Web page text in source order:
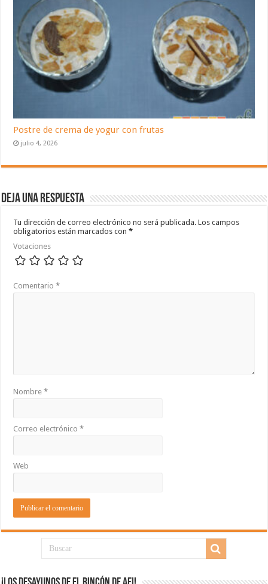
Postre de crema de yogur con frutas
julio 4, 2026
Deja una respuesta
Tu dirección de correo electrónico no será publicada. Los campos
obligatorios están marcados con*
Votaciones
Comentario*
Nombre*
Correo electrónico*
Web